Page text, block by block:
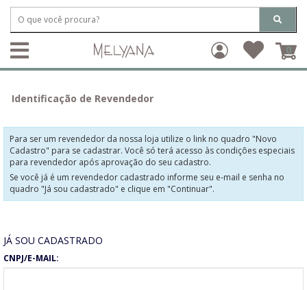
0
Identificação de Revendedor
Para ser um revendedor da nossa loja utilize o link no quadro "Novo
Cadastro" para se cadastrar. Você só terá acesso às condições especiais
para revendedor após aprovação do seu cadastro.
Se você já é um revendedor cadastrado informe seu e-mail e senha no
quadro "Já sou cadastrado" e clique em "Continuar".
JÁ SOU CADASTRADO
CNPJ/E-MAIL: